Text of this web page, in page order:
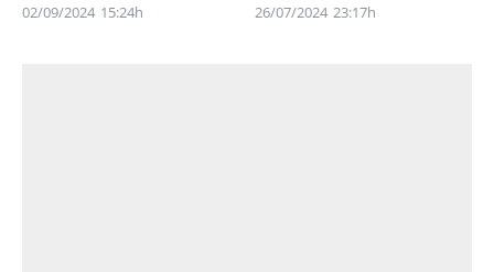
02/09/2024 15:24h
26/07/2024 23:17h